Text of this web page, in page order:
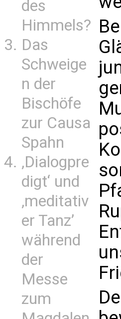
des
Himmels?
Das
Schweige
n der
Bischöfe
zur Causa
Spahn
‚Dialogpre
digt‘ und
‚meditativ
er Tanz’
während
der
Messe
zum